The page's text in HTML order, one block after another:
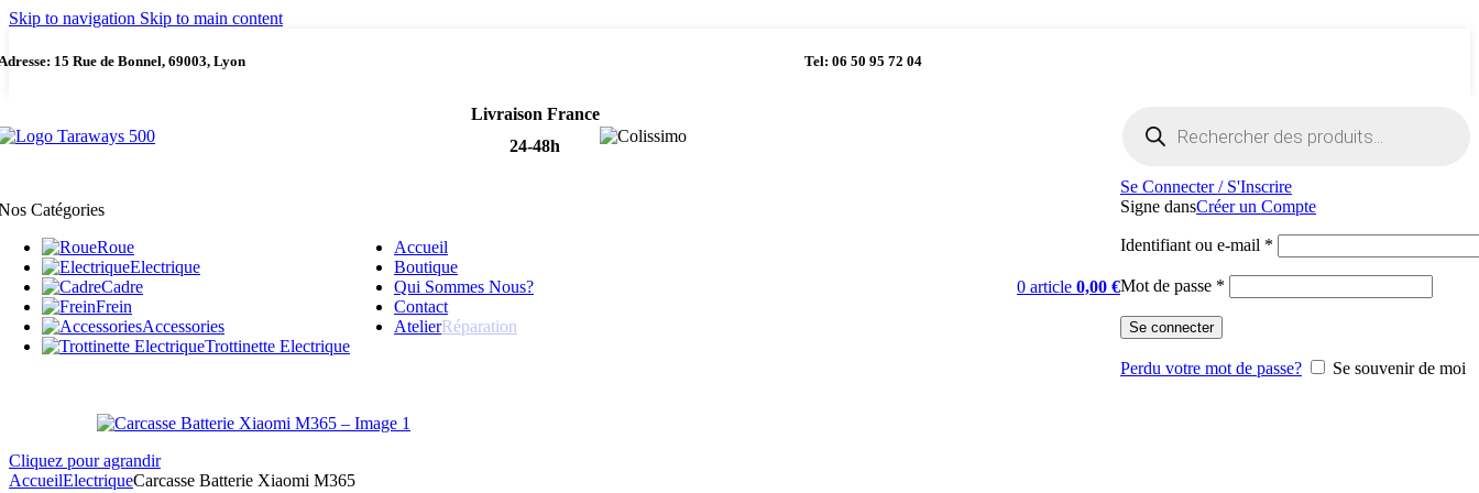
Skip to navigation Skip to main content
15 Rue de Bonnel, 69003, Lyon Tel: 06 50 95 72 04
Livraison France
24-48h
produits
Catégories
Roue
Electrique
Cadre
Frein
Accessories
Trottinette Electrique
Accueil
Boutique
Qui Sommes Nous?
Contact
AtelierRéparation
0 article 0,00 €
Se Connecter / S'Inscrire
Signe dansCréer un Compte
Identifiant ou e-mail *
Mot de passe *
Se connecter
Perdu votre mot de passe? Se souvenir de moi
Cliquez pour agrandir
AccueilElectriqueCarcasse Batterie Xiaomi M365